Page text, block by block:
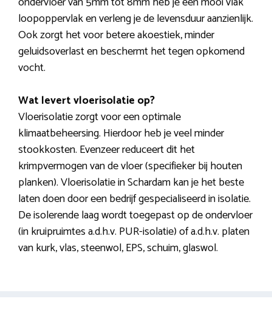
loopoppervlak en verleng je de levensduur aanzienlijk.
Ook zorgt het voor betere akoestiek, minder
geluidsoverlast en beschermt het tegen opkomend
vocht.
Wat levert vloerisolatie op?
Vloerisolatie zorgt voor een optimale
klimaatbeheersing. Hierdoor heb je veel minder
stookkosten. Evenzeer reduceert dit het
krimpvermogen van de vloer (specifieker bij houten
planken). Vloerisolatie in Schardam kan je het beste
laten doen door een bedrijf gespecialiseerd in isolatie.
De isolerende laag wordt toegepast op de ondervloer
(in kruipruimtes a.d.h.v. PUR-isolatie) of a.d.h.v. platen
van kurk, vlas, steenwol, EPS, schuim, glaswol.